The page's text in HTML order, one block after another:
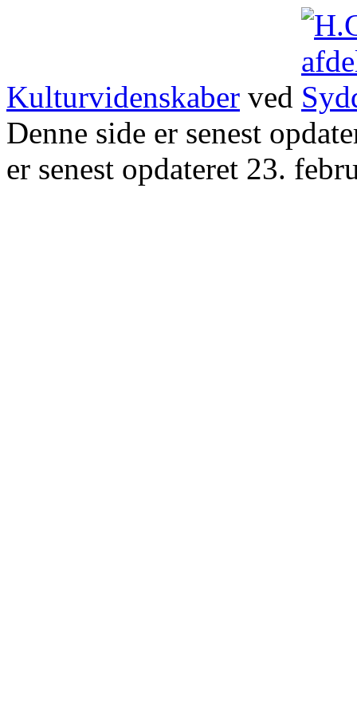
Kulturvidenskaber ved
Denne side er senest
er senest opdateret 23.